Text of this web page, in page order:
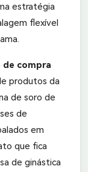
estratégia
flexível
compra
produtos da
de soro de
de
em
que fica
de ginástica